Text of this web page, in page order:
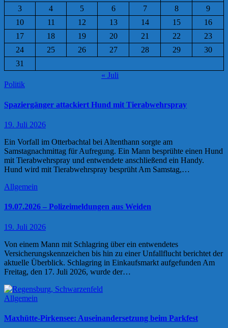
3
4 5 6 7 8
9
10
11 12 13 14 15
16
17
18 19 20 21 22
23
24
25 26 27 28 29
30
31
« Juli
Politik
Spaziergänger attackiert Hund mit Tierabwehrspray
19. Juli 2026
Ein Vorfall im Otterbachtal bei Altenthann sorgte am
Samstagnachmittag für Aufregung. Ein Mann besprühte einen Hund
mit Tierabwehrspray und entwendete anschließend ein Handy.
Hund wird mit Tierabwehrspray besprüht Am Samstag,…
Allgemein
19.07.2026 – Polizeimeldungen aus Weiden
19. Juli 2026
Von einem Mann mit Schlagring über ein entwendetes
Versicherungskennzeichen bis hin zu einer Unfallflucht berichtet der
aktuelle Überblick. Schlagring in Einkaufsmarkt aufgefunden Am
Freitag, den 17. Juli 2026, wurde der…
Allgemein
Maxhütte-Pirkensee: Auseinandersetzung beim Parkfest